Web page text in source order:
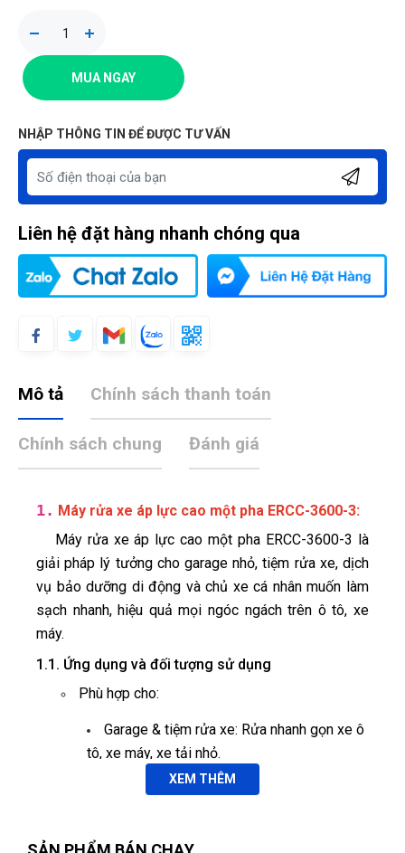
MUA NGAY
NHẬP THÔNG TIN ĐỂ ĐƯỢC TƯ VẤN
Liên hệ đặt hàng nhanh chóng qua
Mô tả Chính sách thanh toán
Chính sách chung Đánh giá
1. Máy rửa xe áp lực cao một pha ERCC-3600-3:
Máy rửa xe áp lực cao một pha ERCC-3600-3 là
giải pháp lý tưởng cho garage nhỏ, tiệm rửa xe, dịch
vụ bảo dưỡng di động và chủ xe cá nhân muốn làm
sạch nhanh, hiệu quả mọi ngóc ngách trên ô tô, xe
máy.
1.1. Ứng dụng và đối tượng sử dụng
Phù hợp cho:
Garage & tiệm rửa xe: Rửa nhanh gọn xe ô
tô, xe máy, xe tải nhỏ.
Dịch vụ lưu động (Mobile Service): Di
chuyển dễ dàng theo xe, rửa xe tận nơi.
Cá nhân: Tự rửa xe tại nhà, làm sạch lưới tản
XEM THÊM
(Đánh giá 1 năm trước)